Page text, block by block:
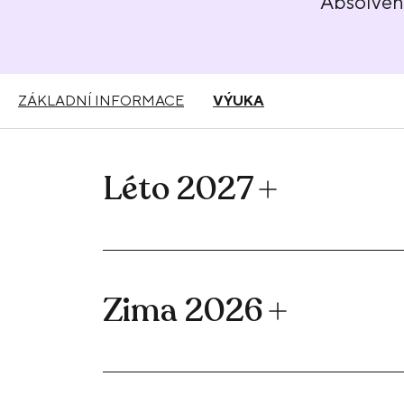
ZÁKLADNÍ INFORMACE VÝUKA
Léto 2027
Zima 2026